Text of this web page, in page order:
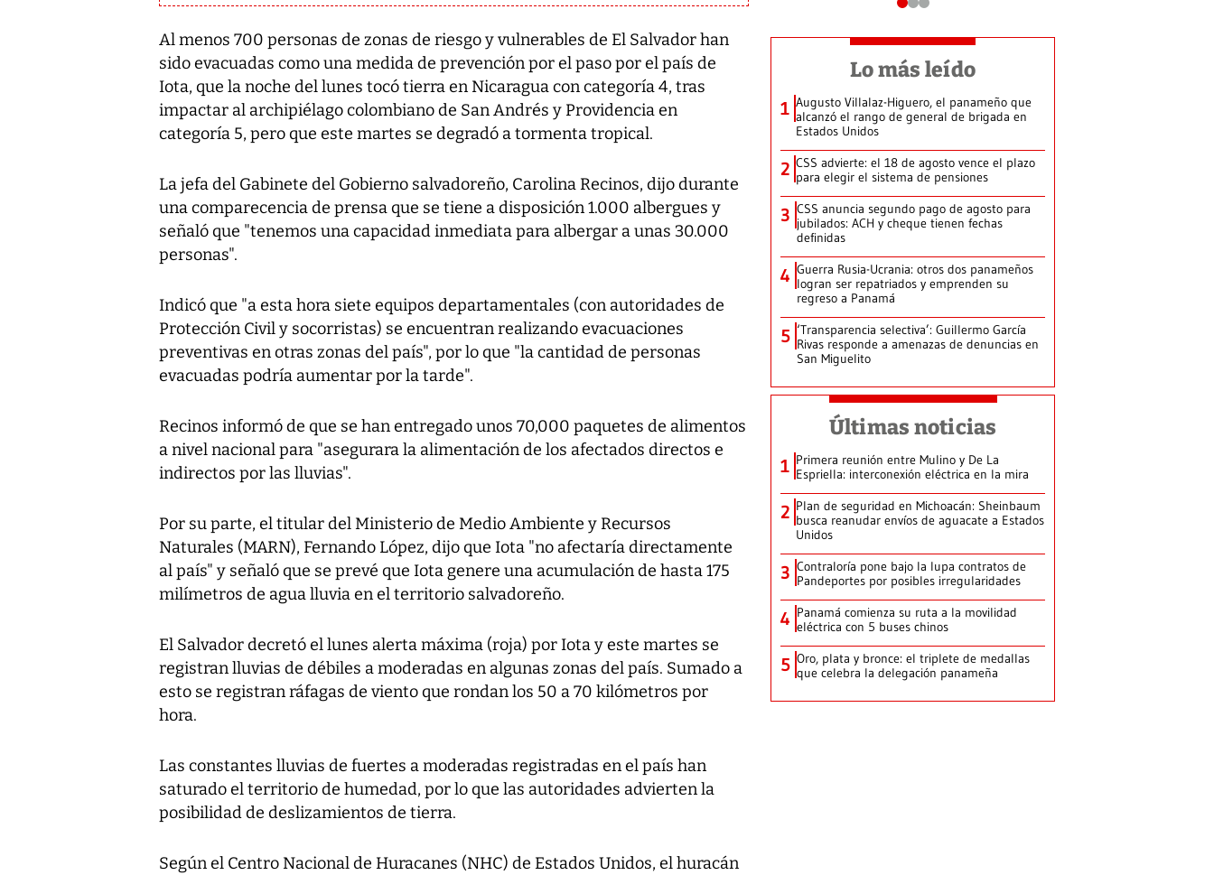
Al menos 700 personas de zonas de riesgo y vulnerables de El Salvador han
sido evacuadas como una medida de prevención por el paso por el país de
Iota, que la noche del lunes tocó tierra en Nicaragua con categoría 4, tras
impactar al archipiélago colombiano de San Andrés y Providencia en
categoría 5, pero que este martes se degradó a tormenta tropical.
La jefa del Gabinete del Gobierno salvadoreño, Carolina Recinos, dijo durante
una comparecencia de prensa que se tiene a disposición 1.000 albergues y
señaló que "tenemos una capacidad inmediata para albergar a unas 30.000
personas".
Indicó que "a esta hora siete equipos departamentales (con autoridades de
Protección Civil y socorristas) se encuentran realizando evacuaciones
preventivas en otras zonas del país", por lo que "la cantidad de personas
evacuadas podría aumentar por la tarde".
Recinos informó de que se han entregado unos 70,000 paquetes de alimentos
a nivel nacional para "asegurara la alimentación de los afectados directos e
indirectos por las lluvias".
Por su parte, el titular del Ministerio de Medio Ambiente y Recursos
Naturales (MARN), Fernando López, dijo que Iota "no afectaría directamente
al país" y señaló que se prevé que Iota genere una acumulación de hasta 175
milímetros de agua lluvia en el territorio salvadoreño.
El Salvador decretó el lunes alerta máxima (roja) por Iota y este martes se
registran lluvias de débiles a moderadas en algunas zonas del país. Sumado a
esto se registran ráfagas de viento que rondan los 50 a 70 kilómetros por
hora.
Las constantes lluvias de fuertes a moderadas registradas en el país han
saturado el territorio de humedad, por lo que las autoridades advierten la
posibilidad de deslizamientos de tierra.
Según el Centro Nacional de Huracanes (NHC) de Estados Unidos, el huracán
Lo más leído
1 Augusto Villalaz-Higuero, el panameño que
alcanzó el rango de general de brigada en
Estados Unidos
2 CSS advierte: el 18 de agosto vence el plazo
para elegir el sistema de pensiones
3 CSS anuncia segundo pago de agosto para
jubilados: ACH y cheque tienen fechas
definidas
4 Guerra Rusia-Ucrania: otros dos panameños
logran ser repatriados y emprenden su
regreso a Panamá
5 ‘Transparencia selectiva’: Guillermo García
Rivas responde a amenazas de denuncias en
San Miguelito
Últimas noticias
1 Primera reunión entre Mulino y De La
Espriella: interconexión eléctrica en la mira
2 Plan de seguridad en Michoacán: Sheinbaum
busca reanudar envíos de aguacate a Estados
Unidos
3 Contraloría pone bajo la lupa contratos de
Pandeportes por posibles irregularidades
4 Panamá comienza su ruta a la movilidad
eléctrica con 5 buses chinos
5 Oro, plata y bronce: el triplete de medallas
que celebra la delegación panameña